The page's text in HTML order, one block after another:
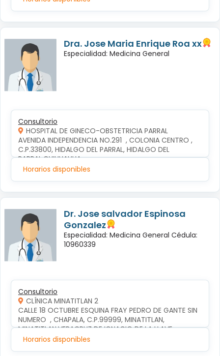
Dra. Jose Maria Enrique Roa xx
Especialidad: Medicina General
Consultorio
HOSPITAL DE GINECO-OBSTETRICIA PARRAL
AVENIDA INDEPENDENCIA NO.291  , COLONIA CENTRO ,
C.P.33800, HIDALGO DEL PARRAL, HIDALGO DEL
PARRAL,CHIHUAHUA
Horarios disponibles
Dr. Jose salvador Espinosa
Gonzalez
Especialidad: Medicina General Cédula:
10960339
Consultorio
CLÍNICA MINATITLAN 2
CALLE 18 OCTUBRE ESQUINA FRAY PEDRO DE GANTE SIN
NUMERO  , CHAPALA, C.P.99999, MINATITLAN,
MINATITLAN,VERACRUZ DE IGNACIO DE LA LLAVE
Horarios disponibles